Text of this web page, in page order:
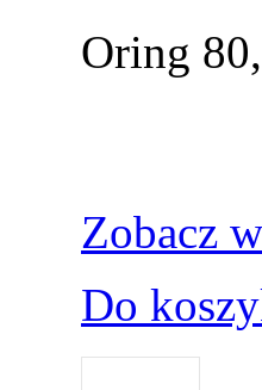
Oring
Zobacz
Do